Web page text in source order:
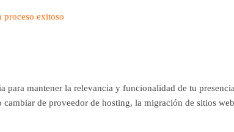
proceso exitoso
mantener la relevancia y funcionalidad de tu
de proveedor de hosting, la migración de sitios